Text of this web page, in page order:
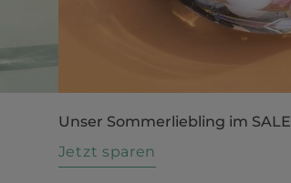
Unser Sommerliebling im SALE
Jetzt sparen